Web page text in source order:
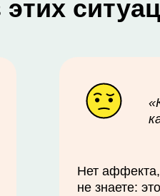
Нет
не знаете: